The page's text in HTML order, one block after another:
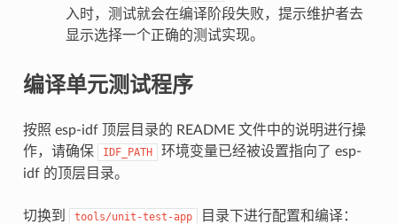
入时，测试就会在编译阶段失败，提示维护者去
显示选择一个正确的测试实现。
编译单元测试程序
按照 esp-idf 顶层目录的 README 文件中的说明进行操
作，请确保
IDF_PATH
环境变量已经被设置指向了 esp-
idf 的顶层目录。
切换到 tools/unit-test-app 目录下进行配置和编译：